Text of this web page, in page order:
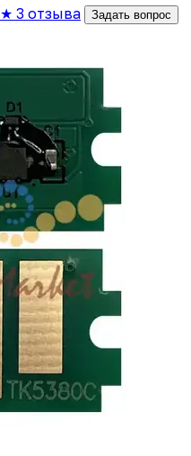
★ 3 отзыва Задать вопрос